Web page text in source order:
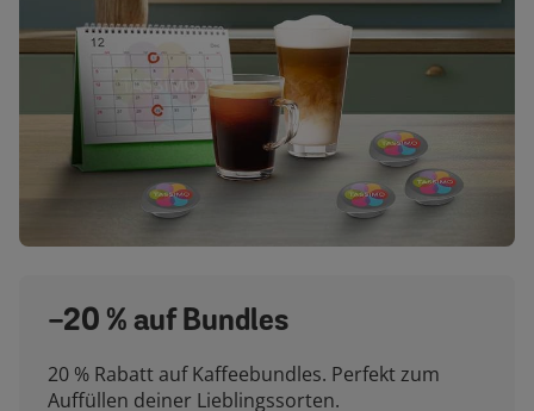
-20 % auf Bundles
20 % Rabatt auf Kaffeebundles. Perfekt zum
Auffüllen deiner Lieblingssorten.